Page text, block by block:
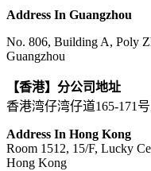
Address In Guangzhou
No. 806, Building A, Poly
Guangzhou
【香港】分公司地址
香港湾仔湾仔道165-171
Address In Hong Kong
Room 1512, 15/F, Lucky
Hong Kong